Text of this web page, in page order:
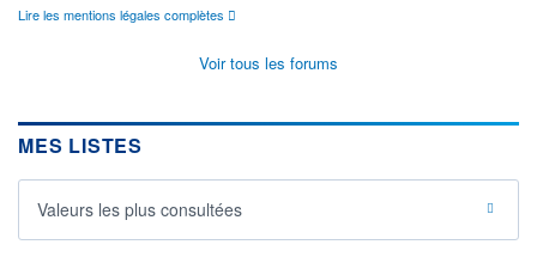
Lire les mentions légales complètes
Voir tous les forums
MES LISTES
Valeurs les plus consultées